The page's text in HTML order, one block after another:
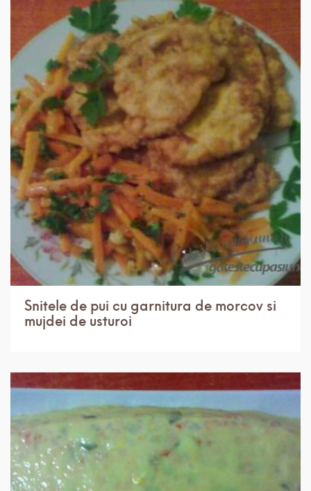
IN 3 ORE. USOR 4 PORTII
Snitele de pui cu garnitura de morcov si
mujdei de usturoi